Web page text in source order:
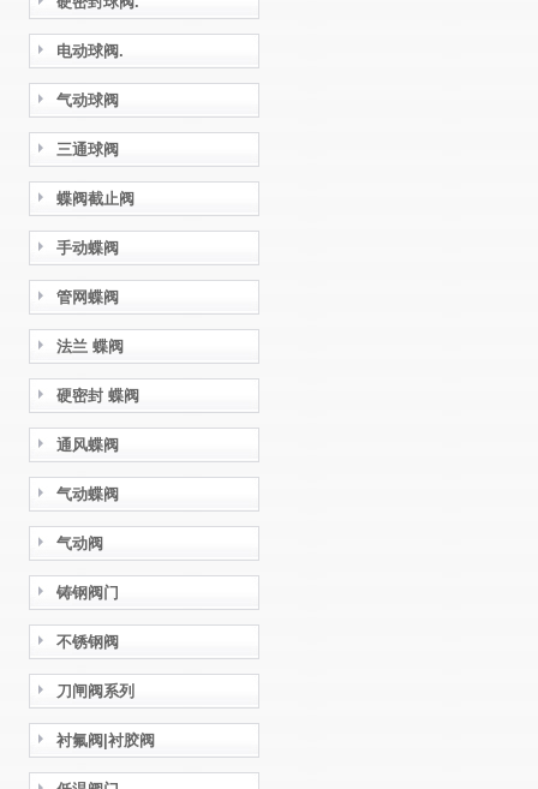
电动球阀.
气动球阀
三通球阀
蝶阀截止阀
手动蝶阀
管网蝶阀
法兰 蝶阀
硬密封 蝶阀
通风蝶阀
气动蝶阀
气动阀
铸钢阀门
不锈钢阀
刀闸阀系列
衬氟阀|衬胶阀